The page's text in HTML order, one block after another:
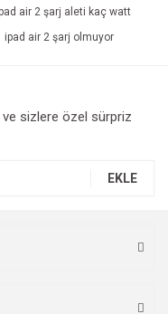
air 2 şarj aleti kaç watt
ipad air 2 şarj olmuyor
sizlere özel sürpriz
EKLE